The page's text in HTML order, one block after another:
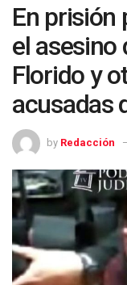
En prisión
el asesino
Florido y
acusadas
by Redacción